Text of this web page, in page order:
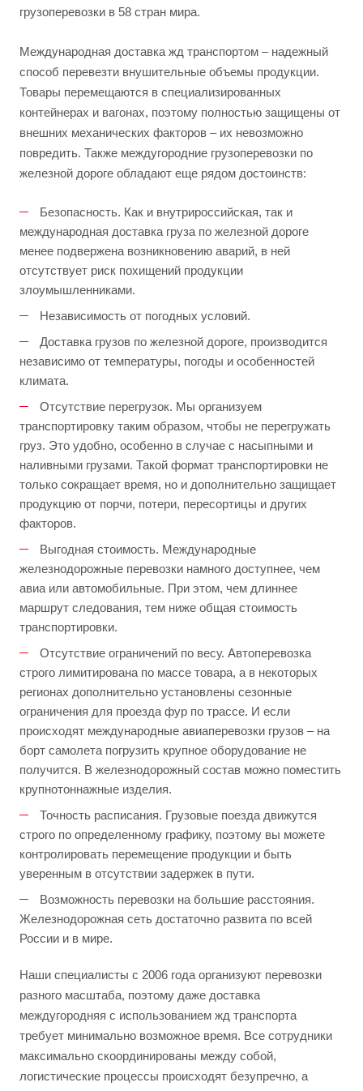
грузоперевозки в 58 стран мира.
Международная доставка жд транспортом – надежный
способ перевезти внушительные объемы продукции.
Товары перемещаются в специализированных
контейнерах и вагонах, поэтому полностью защищены от
внешних механических факторов – их невозможно
повредить. Также междугородние грузоперевозки по
железной дороге обладают еще рядом достоинств:
Безопасность. Как и внутрироссийская, так и
международная доставка груза по железной дороге
менее подвержена возникновению аварий, в ней
отсутствует риск похищений продукции
злоумышленниками.
Независимость от погодных условий.
Доставка грузов по железной дороге, производится
независимо от температуры, погоды и особенностей
климата.
Отсутствие перегрузок. Мы организуем
транспортировку таким образом, чтобы не перегружать
груз. Это удобно, особенно в случае с насыпными и
наливными грузами. Такой формат транспортировки не
только сокращает время, но и дополнительно защищает
продукцию от порчи, потери, пересортицы и других
факторов.
Выгодная стоимость. Международные
железнодорожные перевозки намного доступнее, чем
авиа или автомобильные. При этом, чем длиннее
маршрут следования, тем ниже общая стоимость
транспортировки.
Отсутствие ограничений по весу. Автоперевозка
строго лимитирована по массе товара, а в некоторых
регионах дополнительно установлены сезонные
ограничения для проезда фур по трассе. И если
происходят международные авиаперевозки грузов – на
борт самолета погрузить крупное оборудование не
получится. В железнодорожный состав можно поместить
крупнотоннажные изделия.
Точность расписания. Грузовые поезда движутся
строго по определенному графику, поэтому вы можете
контролировать перемещение продукции и быть
уверенным в отсутствии задержек в пути.
Возможность перевозки на большие расстояния.
Железнодорожная сеть достаточно развита по всей
России и в мире.
Наши специалисты с 2006 года организуют перевозки
разного масштаба, поэтому даже доставка
междугородняя с использованием жд транспорта
требует минимально возможное время. Все сотрудники
максимально скоординированы между собой,
логистические процессы происходят безупречно, а